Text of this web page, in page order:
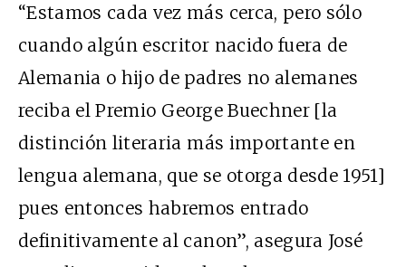
“Estamos cada vez más cerca, pero sólo
cuando algún escritor nacido fuera de
Alemania o hijo de padres no alemanes
reciba el Premio George Buechner [la
distinción literaria más importante en
lengua alemana, que se otorga desde 1951]
pues entonces habremos entrado
definitivamente al canon”, asegura José